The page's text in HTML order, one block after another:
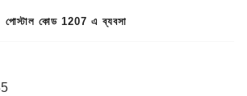
পোস্টাল কোড 1207 এ ব্যবসা